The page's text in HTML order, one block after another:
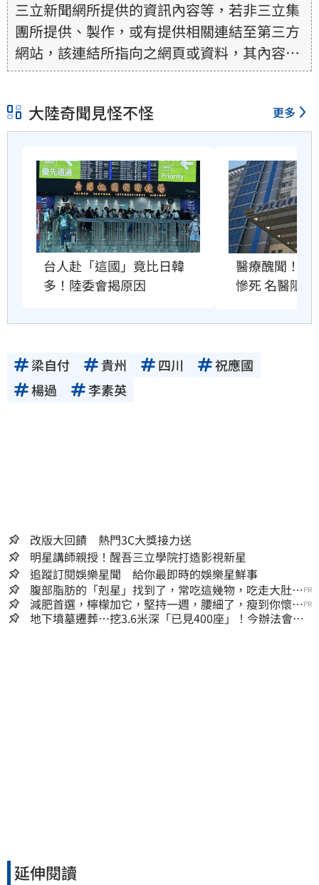
三立新聞網所提供的資訊內容等，若非三立集
團所提供、製作，或有提供相關連結至第三方
網站，該連結所指向之網頁或資料，其內容均
為所連結網站提供，相關權利均為該網站、內
其真實性、正確性、即時性、完整性或合法
性。三立新聞網所提供的資訊內容，若其著作
權不屬於三立集團所有，使用者未取得內容提
供者（著作權人）許可之前，亦不得擅自轉
貼、重製、變更、散布，否則概由使用者自負
全責。
大陸奇聞見怪不怪 更多
台人赴「這國」竟比日韓
多！陸委會揭原因
醫療醜聞！6
慘死 名醫隱匿
梁自付 貴州 四川
祝應國
楊過
李素英
改版大回饋 熱門3C大獎接力送
明星講師親授！醒吾三立學院打造影視新星
追蹤訂閱娛樂星聞 給你最即時的娛樂星鮮事
腹部脂肪的「剋星」找到了，常吃這幾物，吃走大肚
囊，瘦出小蠻腰
PR
減肥首選，檸檬加它，堅持一週，腰細了，瘦到你懷疑
人生
PR
地下墳墓遷葬…挖3.6米深「已見400座」！今辦法會安
延伸閱讀